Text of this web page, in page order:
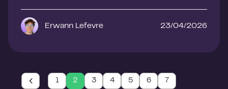
Erwann Lefevre 23/04/2026
1 2 3 4 5 6 7